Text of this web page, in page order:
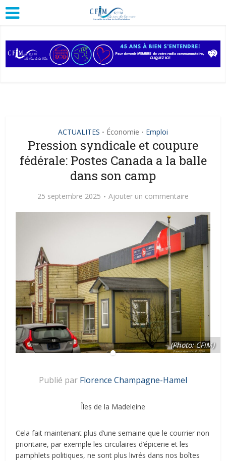
ACTUALITES • Économie • Emploi
Pression syndicale et coupure
fédérale: Postes Canada a la balle
dans son camp
25 septembre 2025 Ajouter un commentaire
(Photo: CFIM)
Publié par Florence Champagne-Hamel
Îles de la Madeleine
Cela fait maintenant plus d’une semaine que le courrier non
prioritaire, par exemple les circulaires d’épicerie et les
pamphlets politiques, ne sont plus livrés dans nos boîtes